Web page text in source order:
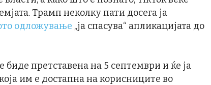
Трамп неколку пати досега ја
одложување „ја спасува“ апликацијата до
биде претставена на 5 септември и ќе ја
им е достапна на корисниците во